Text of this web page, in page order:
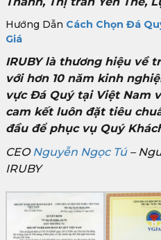
Hướng Dẫn Cách Chọn Đá
Giá
IRUBY là thương hiệu về
với hơn 10 năm kinh
vực Đá Quý tại Việt Nam
cam kết luôn đặt tiêu
đầu để phục vụ Quý
CEONguyễn Ngọc Tú–
IRUBY